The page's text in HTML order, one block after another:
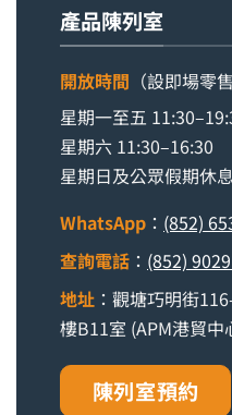
產品陳列室
開放時間 （設即場零
星期一至五
星期六 11:30–16:30
星期日及公眾假期休息
WhatsApp ： (852)
查詢電話 ： (852)
地址 ：觀塘巧明街
樓B11室 (APM港貿中
陳列室預約